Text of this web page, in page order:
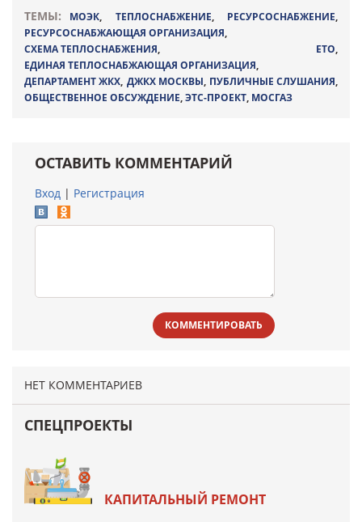
ТЕМЫ:
МОЭК, ТЕПЛОСНАБЖЕНИЕ, РЕСУРСОСНАБЖЕНИЕ,
РЕСУРСОСНАБЖАЮЩАЯ ОРГАНИЗАЦИЯ,
СХЕМА ТЕПЛОСНАБЖЕНИЯ, ЕТО,
ЕДИНАЯ ТЕПЛОСНАБЖАЮЩАЯ ОРГАНИЗАЦИЯ,
ДЕПАРТАМЕНТ ЖКХ, ДЖКХ МОСКВЫ, ПУБЛИЧНЫЕ СЛУШАНИЯ,
ОБЩЕСТВЕННОЕ ОБСУЖДЕНИЕ,ЭТС-ПРОЕКТ, МОСГАЗ
ОСТАВИТЬ КОММЕНТАРИЙ
Вход | Регистрация
КОММЕНТИРОВАТЬ
НЕТ КОММЕНТАРИЕВ
СПЕЦПРОЕКТЫ
КАПИТАЛЬНЫЙ РЕМОНТ